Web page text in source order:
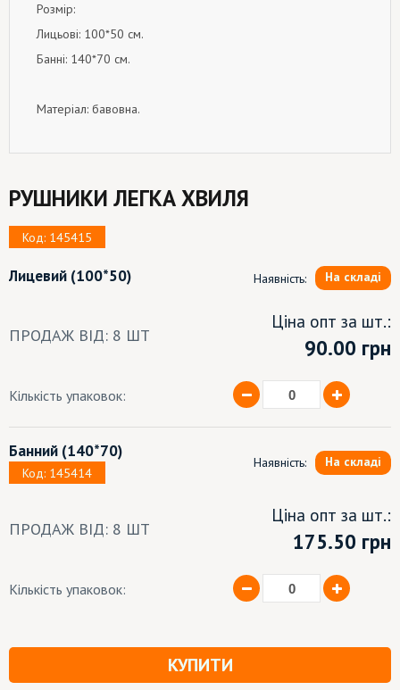
Розмір:
Лицьові: 100*50 см.
Банні: 140*70 см.
Матеріал: бавовна.
РУШНИКИ ЛЕГКА ХВИЛЯ
Код: 145415
Лицевий (100*50) Наявність: На складі
ПРОДАЖ ВІД: 8 ШТ
Ціна опт за шт.:
90.00 грн
Кількість упаковок:
Банний (140*70)
Код: 145414
Наявність: На складі
ПРОДАЖ ВІД: 8 ШТ
Ціна опт за шт.:
175.50 грн
Кількість упаковок:
КУПИТИ